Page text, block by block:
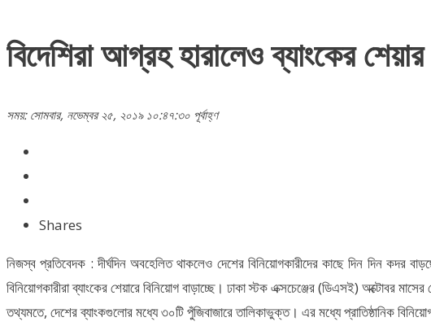
বিদেশিরা আগ্রহ হারালেও ব্যাংকের শেয়ার
সময়: সোমবার, নভেম্বর ২৫, ২০১৯ ১০:৪৭:৩০ পূর্বাহ্ণ
Shares
নিজস্ব প্রতিবেদক : দীর্ঘদিন অবহেলিত থাকলেও দেশের বিনিয়োগকারীদের কাছে দিন দিন কদর
বিনিয়োগকারীরা ব্যাংকের শেয়ারে বিনিয়োগ বাড়াচ্ছে। ঢাকা স্টক এক্সচেঞ্জের (ডিএসই) অক্টোবর
তথ্যমতে, দেশের ব্যাংকগুলোর মধ্যে ৩০টি পুঁজিবাজারে তালিকাভুক্ত। এর মধ্যে প্রাতিষ্ঠানিক